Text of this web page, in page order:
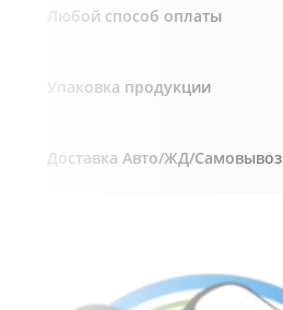
Любой способ оплаты
Упаковка продукции
Доставка Авто/ЖД/Самовывоз